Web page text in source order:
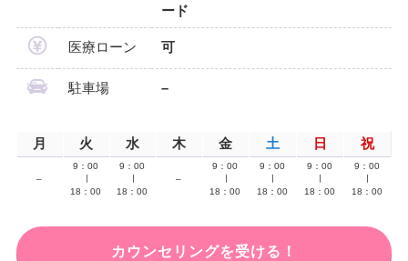
ード
医療ローン 可
駐車場 –
月 火 水 木 金 土 日 祝
–
9：00
18：00
9：00
18：00
–
9：00
18：00
9：00
18：00
9：00
18：00
9：00
18：00
カウンセリングを受ける！